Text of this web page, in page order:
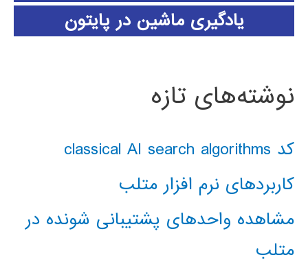
یادگیری ماشین در پایتون
نوشته‌های تازه
کد classical AI search algorithms
کاربردهای نرم افزار متلب
مشاهده واحدهای پشتیبانی شونده در
متلب